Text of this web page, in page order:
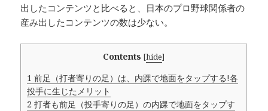
出したコンテンツと比べると、日本のプロ野球関係者の
産み出したコンテンツの数は少ない。
Contents [hide]
1 前足（打者寄りの足）は、内踝で地面をタップする!各
投手に生じたメリット
2 打者も前足（投手寄りの足）の内踝で地面をタップす